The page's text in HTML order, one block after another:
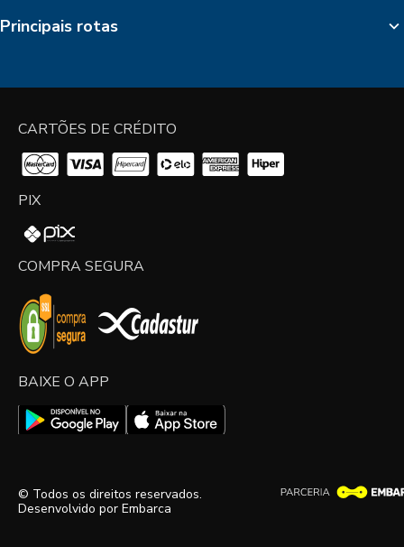
Principais rotas
CARTÕES DE CRÉDITO
PIX
COMPRA SEGURA
BAIXE O APP
© Todos os direitos reservados.
Desenvolvido por Embarca